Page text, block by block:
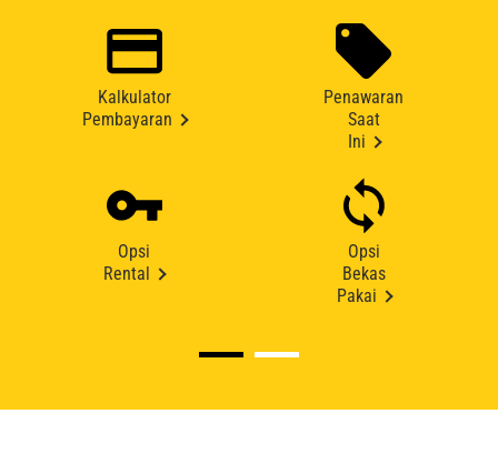
Kalkulator
Pembayaran
Penawaran
Saat
Ini
Opsi
Rental
Opsi
Bekas
Pakai